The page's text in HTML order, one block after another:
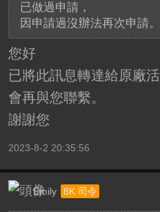
已做過申請，
因申請過沒辦法再次申請。
您好
已將此訊息轉達給原廠
會再與您聯繫。
謝謝您
2023-8-2 20:35:56
Emily 8K 司令